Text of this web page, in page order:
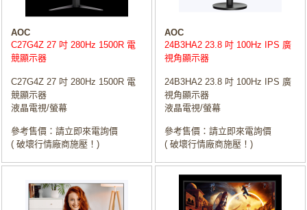
AOC
C27G4Z 27 吋 280Hz 1500R 電
競顯示器
C27G4Z 27 吋 280Hz 1500R 電
競顯示器
液晶電視/螢幕
參考售價：請立即來電詢價
( 破壞行情廠商施壓！)
AOC
24B3HA2 23.8 吋 100Hz IPS 廣
視角顯示器
24B3HA2 23.8 吋 100Hz IPS 廣
視角顯示器
液晶電視/螢幕
參考售價：請立即來電詢價
( 破壞行情廠商施壓！)